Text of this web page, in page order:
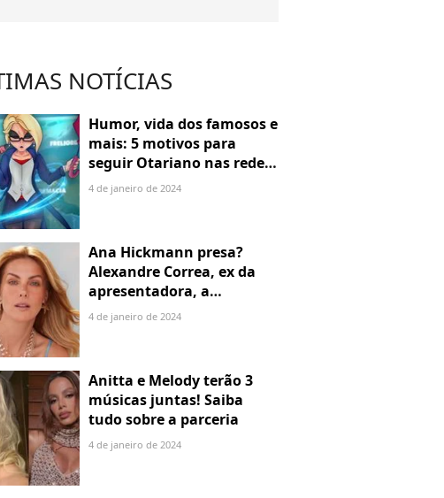
NOTÍCIAS
Humor, vida dos famosos e
mais: 5 motivos para
seguir Otariano nas redes
sociais
4 de janeiro de 2024
Ana Hickmann presa?
Alexandre Correa, ex da
apresentadora, a
denuncia por alienação
4 de janeiro de 2024
Anitta e Melody terão 3
músicas juntas! Saiba
tudo sobre a parceria
4 de janeiro de 2024